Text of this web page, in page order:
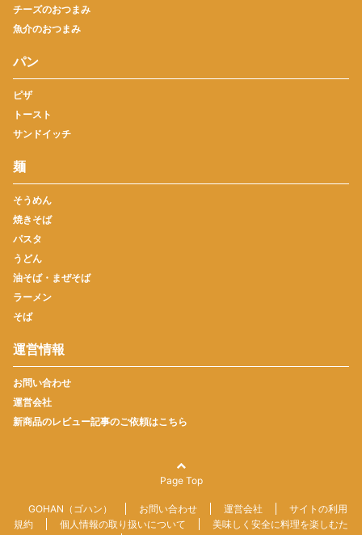
チーズのおつまみ
魚介のおつまみ
パン
ピザ
トースト
サンドイッチ
麺
そうめん
焼きそば
パスタ
うどん
油そば・まぜそば
ラーメン
そば
運営情報
お問い合わせ
運営会社
新商品のレビュー記事のご依頼はこちら
Page Top
GOHAN（ゴハン） お問い合わせ 運営会社
サイトの利用
規約
個人情報の取り扱いについて
美味しく安全に料理を楽しむた